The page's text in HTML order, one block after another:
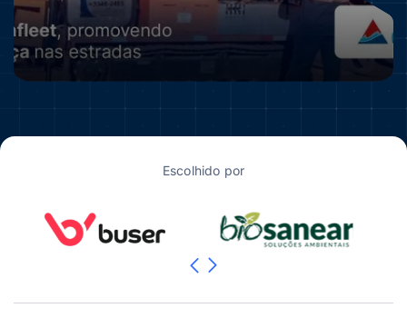
Escolhido por